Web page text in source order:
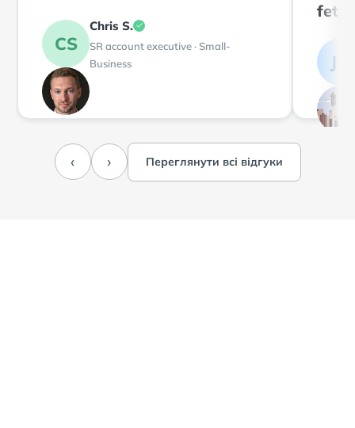
CS
Chris S.
SR account executive · Small-
Business
JM
‹ › Переглянути всі відгуки